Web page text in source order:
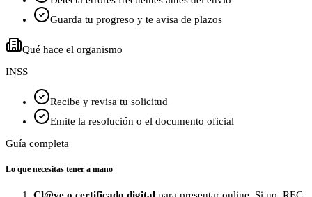
Guarda tu progreso y te avisa de plazos
Qué hace el organismo
INSS
Recibe y revisa tu solicitud
Emite la resolución o el documento oficial
Guía completa
Lo que necesitas tener a mano
Cl@ve o certificado digital para presentar online. Si no, REC